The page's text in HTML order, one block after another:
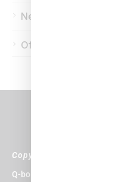
News
Offerte
Copyright © 2024 Q-bo
Q-bo non è solo un